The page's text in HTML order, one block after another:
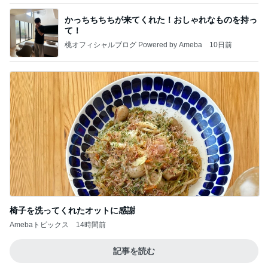
かっちちちちが来てくれた！おしゃれなものを持っ
て！
桃オフィシャルブログ Powered by Ameba 10日前
椅子を洗ってくれたオットに感謝
Amebaトピックス 14時間前
記事を読む